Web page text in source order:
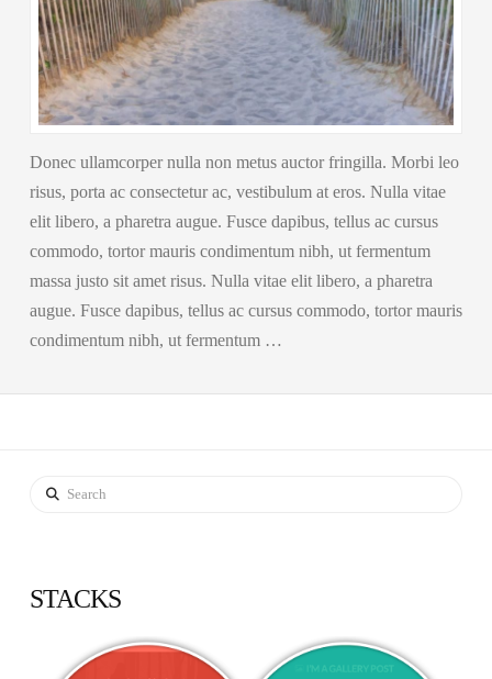
Donec ullamcorper nulla non metus auctor fringilla. Morbi leo
risus, porta ac consectetur ac, vestibulum at eros. Nulla vitae
elit libero, a pharetra augue. Fusce dapibus, tellus ac cursus
commodo, tortor mauris condimentum nibh, ut fermentum
massa justo sit amet risus. Nulla vitae elit libero, a pharetra
augue. Fusce dapibus, tellus ac cursus commodo, tortor mauris
condimentum nibh, ut fermentum …
Search
STACKS